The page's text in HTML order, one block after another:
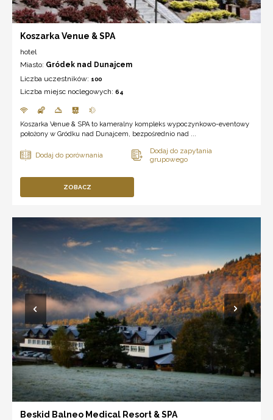
Koszarka Venue & SPA
hotel
Miasto: Gródek nad Dunajcem
Liczba uczestników: 100
Liczba miejsc noclegowych: 64
Koszarka Venue & SPA to kameralny kompleks wypoczynkowo-eventowy
położony w Gródku nad Dunajcem, bezpośrednio nad ...
ZOBACZ
Beskid Balneo Medical Resort & SPA